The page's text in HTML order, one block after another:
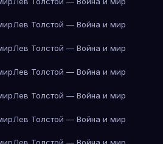
Лев Толстой — Война и мир
Лев Толстой — Война и мир
Лев Толстой — Война и мир
Лев Толстой — Война и мир
Лев Толстой — Война и мир